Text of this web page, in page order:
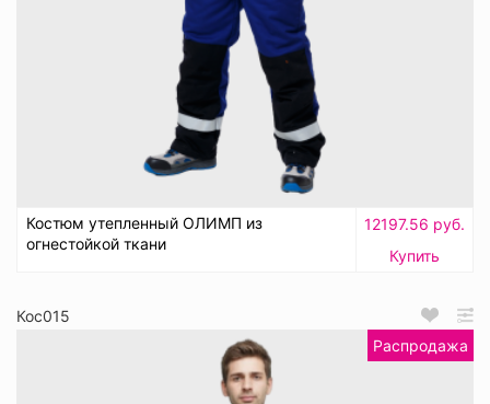
Костюм утепленный ОЛИМП из
огнестойкой ткани
12197.56 руб.
Купить
Кос015
Распродажа